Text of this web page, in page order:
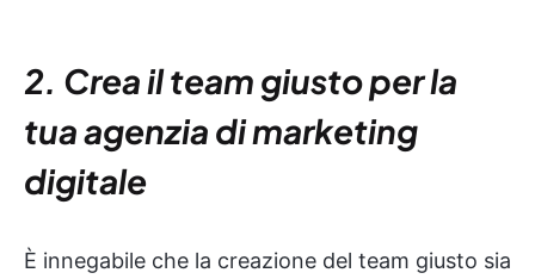
2. Crea il team giusto per la
tua agenzia di marketing
digitale
È innegabile che la creazione del team giusto sia